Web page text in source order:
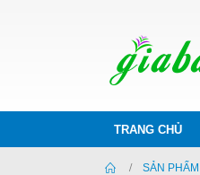
TRANG CHỦ
SẢN PHẨM